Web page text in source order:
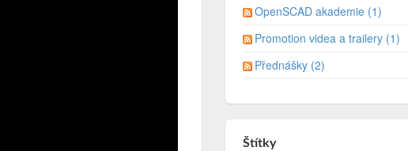
OpenSCAD akademie (1)
Promotion videa a trailery (1)
Přednášky (2)
Štítky